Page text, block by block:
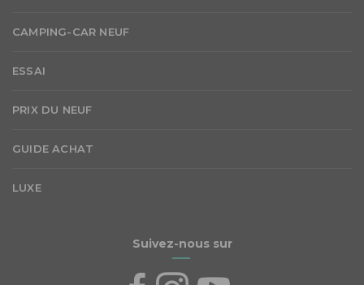
CAMPING-CAR NEUF
ESSAI
PRIX DU NEUF
GUIDE ACHAT
LUXE
Suivez-nous sur